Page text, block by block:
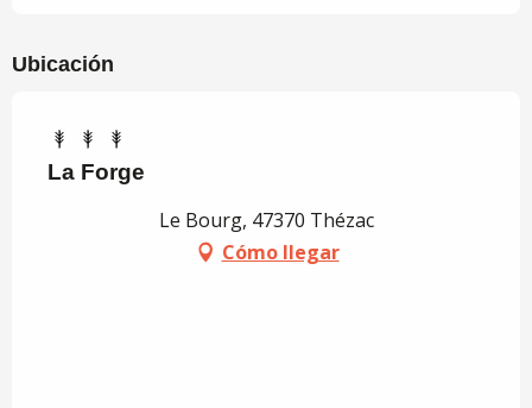
Ubicación
La Forge
Le Bourg, 47370 Thézac
Cómo llegar